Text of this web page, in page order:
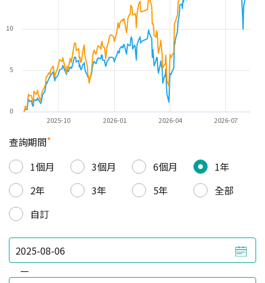
2025-10 2026-01 2026-04 2026-07
0
5
10
查詢期間*
1個月
3個月 6個月
1年
2年
3年 5年
全部
自訂
—